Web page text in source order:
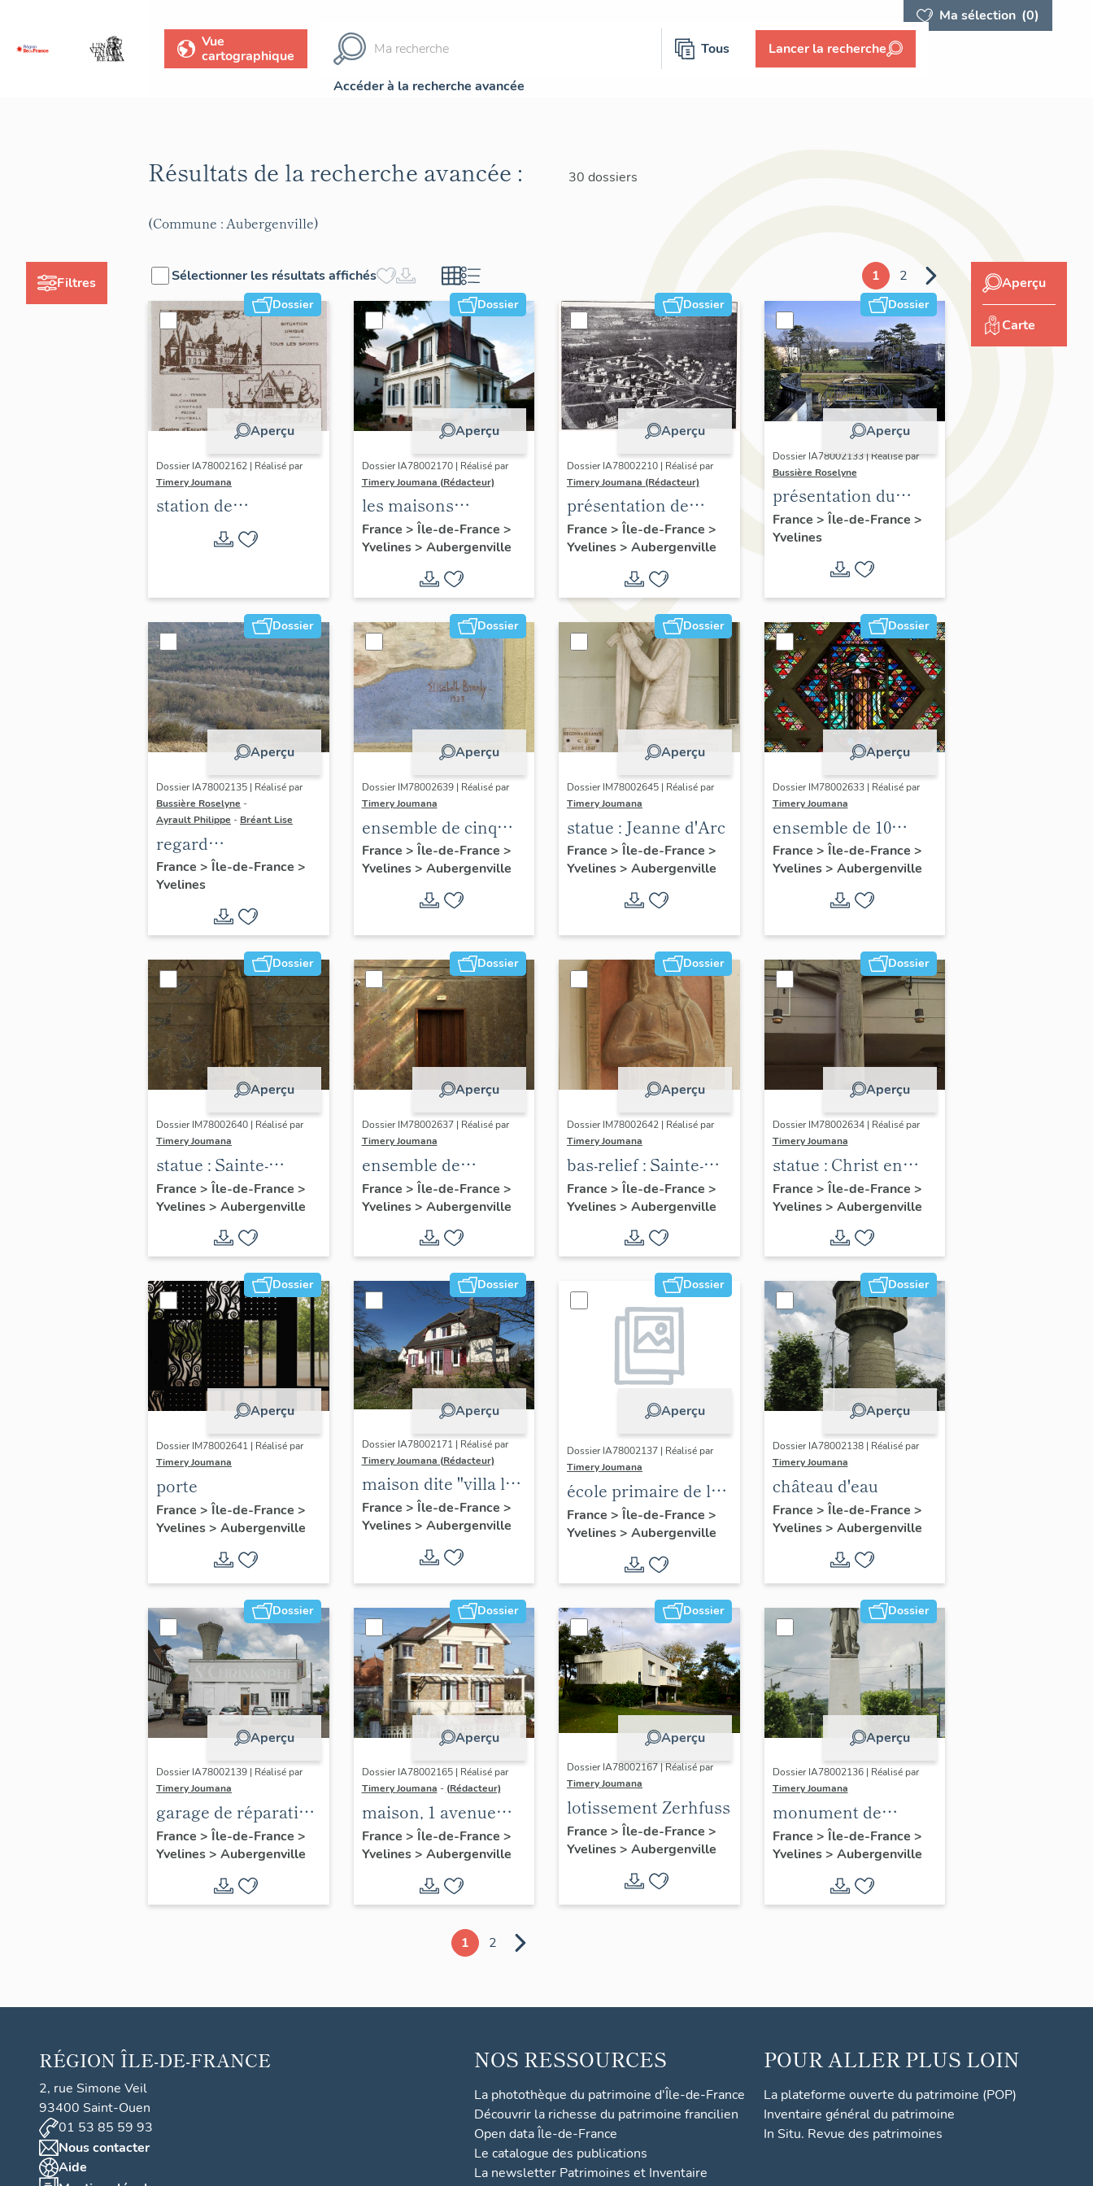
Ma sélection (0)
Vue
cartographique
Tous Lancer la recherche
Accéder à la recherche avancée
Filtres
Résultats de la recherche avancée : 30 dossiers
(Commune : Aubergenville)
Sélectionner les résultats affichés 1 2
Dossier
Aperçu
Dossier IA78002162 | Réalisé par
Timery Joumana
station de
villégiature
d'Elisabethville
Dossier
Aperçu
Dossier IA78002170 | Réalisé par
Timery Joumana (Rédacteur)
les maisons
d'Elisabethville
France > Île-de-France >
Yvelines> Aubergenville
Dossier
Aperçu
Dossier IA78002210 | Réalisé par
Timery Joumana (Rédacteur)
présentation de
l'étude
d'Elisabethville
France > Île-de-France >
Yvelines> Aubergenville
Dossier
Aperçu
Dossier IA78002133 | Réalisé par
Bussière Roselyne
présentation du
diagnostic
patrimonial, urbain
et paysager de Seine-
France > Île-de-France >
Yvelines
Dossier
Aperçu
Dossier IA78002135 | Réalisé par
Bussière Roselyne -
Ayrault Philippe - Bréant Lise
regard
photographique sur
le territoire de Seine-
France > Île-de-France >
Yvelines
Dossier
Aperçu
Dossier IM78002639 | Réalisé par
Timery Joumana
ensemble de cinq
peintures
monumentales
France > Île-de-France >
Yvelines> Aubergenville
Dossier
Aperçu
Dossier IM78002645 | Réalisé par
Timery Joumana
statue : Jeanne d'Arc
France > Île-de-France >
Yvelines> Aubergenville
Dossier
Aperçu
Dossier IM78002633 | Réalisé par
Timery Joumana
ensemble de 10
verrières
France > Île-de-France >
Yvelines> Aubergenville
Dossier
Aperçu
Dossier IM78002640 | Réalisé par
Timery Joumana
statue : Sainte-
Thérèse de l'Enfant
Jésus
France > Île-de-France >
Yvelines> Aubergenville
Dossier
Aperçu
Dossier IM78002637 | Réalisé par
Timery Joumana
ensemble de
peintures
monumentales
France > Île-de-France >
Yvelines> Aubergenville
Dossier
Aperçu
Dossier IM78002642 | Réalisé par
Timery Joumana
bas-relief : Sainte-
Elisabeth de
Hongrie
France > Île-de-France >
Yvelines> Aubergenville
Dossier
Aperçu
Dossier IM78002634 | Réalisé par
Timery Joumana
statue : Christ en
croix
France > Île-de-France >
Yvelines> Aubergenville
Dossier
Aperçu
Dossier IM78002641 | Réalisé par
Timery Joumana
porte
France > Île-de-France >
Yvelines> Aubergenville
Dossier
Aperçu
Dossier IA78002171 | Réalisé par
Timery Joumana (Rédacteur)
maison dite "villa le
Bois fleuri", 27
avenue d'Ypres
France > Île-de-France >
Yvelines> Aubergenville
Dossier
Aperçu
Dossier IA78002137 | Réalisé par
Timery Joumana
école primaire de la
Reine Astrid
France > Île-de-France >
Yvelines> Aubergenville
Dossier
Aperçu
Dossier IA78002138 | Réalisé par
Timery Joumana
château d'eau
France > Île-de-France >
Yvelines> Aubergenville
Dossier
Aperçu
Dossier IA78002139 | Réalisé par
Timery Joumana
garage de réparation
automobile Saint-
Christophe
France > Île-de-France >
Yvelines> Aubergenville
Dossier
Aperçu
Dossier IA78002165 | Réalisé par
Timery Joumana - (Rédacteur)
maison, 1 avenue
Albert 1er
France > Île-de-France >
Yvelines> Aubergenville
Dossier
Aperçu
Dossier IA78002167 | Réalisé par
Timery Joumana
lotissement Zerhfuss
France > Île-de-France >
Yvelines> Aubergenville
Dossier
Aperçu
Dossier IA78002136 | Réalisé par
Timery Joumana
monument de
l'amitié franco-belge
France > Île-de-France >
Yvelines> Aubergenville
1 2
Aperçu
Carte
RÉGION ÎLE-DE-FRANCE
2, rue Simone Veil
93400 Saint-Ouen
01 53 85 59 93
Nous contacter
Aide
NOS RESSOURCES
La photothèque du patrimoine d'Île-de-France
Découvrir la richesse du patrimoine francilien
Open data Île-de-France
Le catalogue des publications
La newsletter Patrimoines et Inventaire
POUR ALLER PLUS LOIN
La plateforme ouverte du patrimoine (POP)
Inventaire général du patrimoine
In Situ. Revue des patrimoines